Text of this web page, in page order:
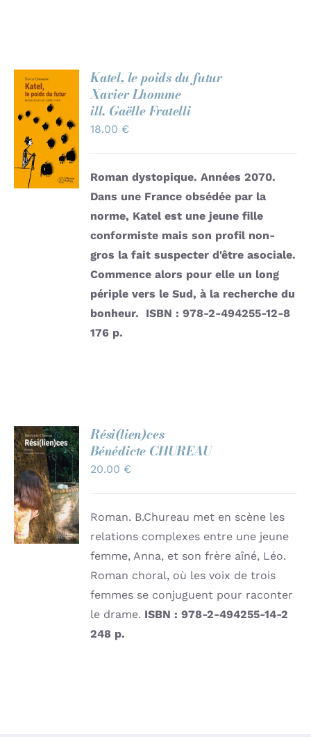
AJOUTER
AU
PANIER
/
DÉTAILS
Katel, le poids du futur
Xavier Lhomme
ill. Gaëlle Fratelli
18.00 €
Roman dystopique. Années 2070.
Dans une France obsédée par la
norme, Katel est une jeune fille
conformiste mais son profil non-
gros la fait suspecter d'être asociale.
Commence alors pour elle un long
périple vers le Sud, à la recherche du
bonheur.
ISBN : 978-2-494255-12-8
176 p.
AJOUTER
AU
PANIER
/
DÉTAILS
Rési(lien)ces
Bénédicte CHUREAU
20.00 €
Roman. B.Chureau met en scène les
relations complexes entre une jeune
femme, Anna, et son frère aîné, Léo.
Roman choral, où les voix de trois
femmes se conjuguent pour raconter
le drame. ISBN : 978-2-494255-14-2
248 p.